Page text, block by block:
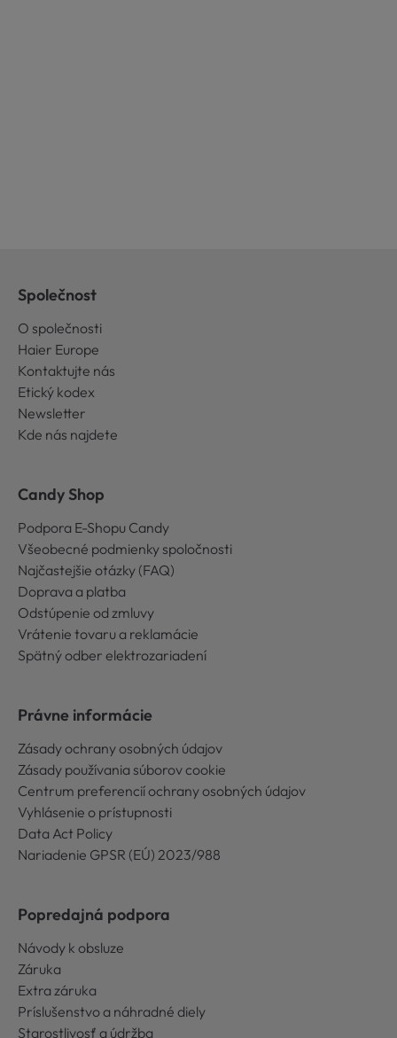
Společnost
O společnosti
Haier Europe
Kontaktujte nás
Etický kodex
Newsletter
Kde nás najdete
Candy Shop
Podpora E-Shopu Candy
Všeobecné podmienky spoločnosti
Najčastejšie otázky (FAQ)
Doprava a platba
Odstúpenie od zmluvy
Vrátenie tovaru a reklamácie
Spätný odber elektrozariadení
Právne informácie
Zásady ochrany osobných údajov
Zásady používania súborov cookie
Centrum preferencií ochrany osobných údajov
Vyhlásenie o prístupnosti
Data Act Policy
Nariadenie GPSR (EÚ) 2023/988
Popredajná podpora
Návody k obsluze
Záruka
Extra záruka
Príslušenstvo a náhradné diely
Starostlivosť a údržba